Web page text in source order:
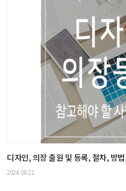
디자인, 의장 출원 및 등록, 절차, 방
2024.06.21